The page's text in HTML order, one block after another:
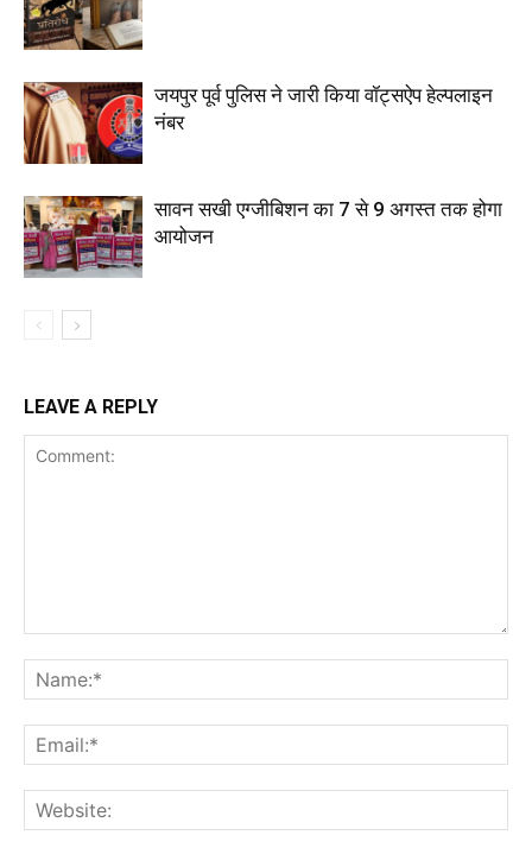
जयपुर पूर्व पुलिस ने जारी किया वॉट्सऐप हेल्पलाइन
नंबर
सावन सखी एग्जीबिशन का 7 से 9 अगस्त तक होगा
आयोजन
LEAVE A REPLY